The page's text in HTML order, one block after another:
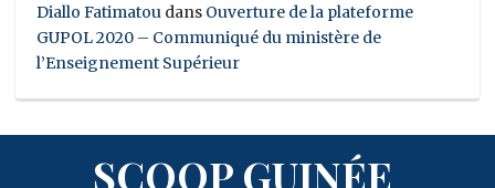
Diallo Fatimatou dans Ouverture de la plateforme
GUPOL 2020 – Communiqué du ministère de
l’Enseignement Supérieur
SCOOP GUINÉE